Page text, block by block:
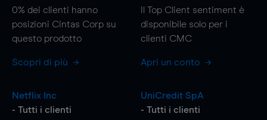
0% dei clienti hanno
posizioni Cintas Corp su
questo prodotto
Scopri di più
Il Top Client sentiment è
disponibile solo per i
clienti CMC
Apri un conto
Netflix Inc
- Tutti i clienti
UniCredit SpA
- Tutti i clienti